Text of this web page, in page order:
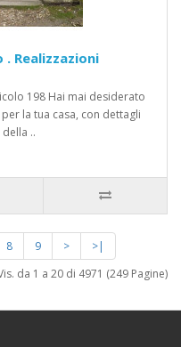
. Realizzazioni
198 Hai mai desiderato
la tua casa, con dettagli
..
8 9 >
>|
da 1 a 20 di 4971 (249 Pagine)